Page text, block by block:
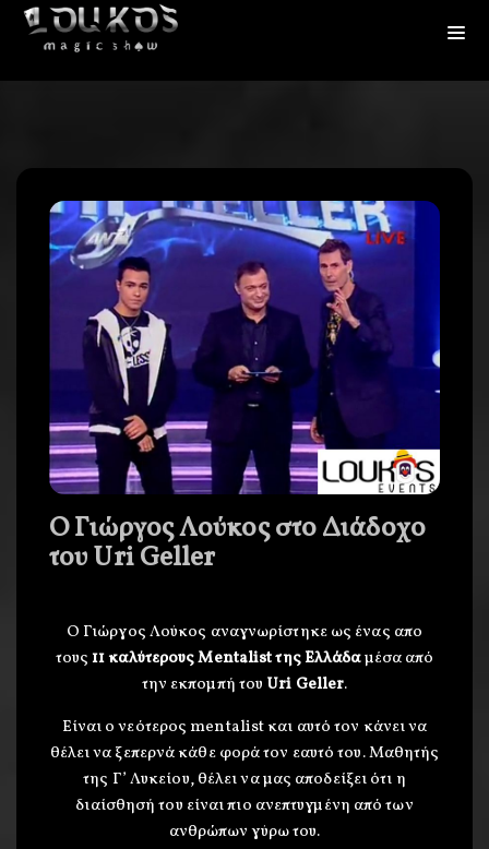
Ο Γιώργος Λούκος στο Διάδοχο
του Uri Geller
O Γιώργος Λούκος αναγνωρίστηκε ως ένας απο
τους 11 καλύτερους Mentalist της Ελλάδαμέσα από
την εκπομπή του Uri Geller.
Είναι ο νεότερος mentalist και αυτό τον κάνει να
θέλει να ξεπερνά κάθε φορά τον εαυτό του. Μαθητής
της Γ’ Λυκείου, θέλει να μας αποδείξει ότι η
διαίσθησή του είναι πιο ανεπτυγμένη από των
ανθρώπων γύρω του.
άρθρων